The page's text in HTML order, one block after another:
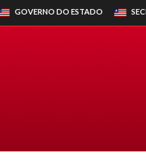
GOVERNO DO ESTADO